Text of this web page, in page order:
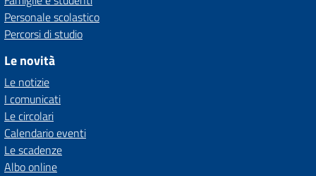
Personale scolastico
Percorsi di studio
Le novità
Le notizie
I comunicati
Le circolari
Calendario eventi
Le scadenze
Albo online